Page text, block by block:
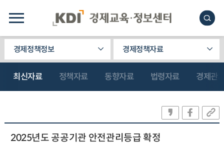
경제정책정보 경제정책자료
최신자료 정책자료 동향자료 법령자료 경제관
2025년도 공공기관 안전관리등급 확정